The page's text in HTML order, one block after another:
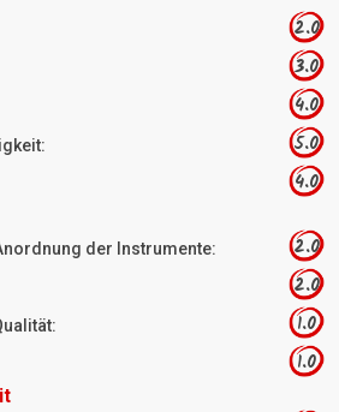
2.0
3.0
4.0
5.0
4.0
der Instrumente: 2.0
2.0
1.0
1.0